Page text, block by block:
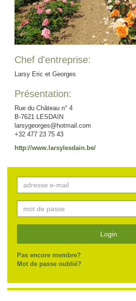
Chef d'entreprise:
Larsy Eric et Georges
Présentation:
Rue du Château n° 4
B-7621 LESDAIN
larsygeorges@hotmail.com
+32 477 23 75 43
http://www.larsylesdain.be/
Login
Pas encore membre?
Mot de passe oublié?